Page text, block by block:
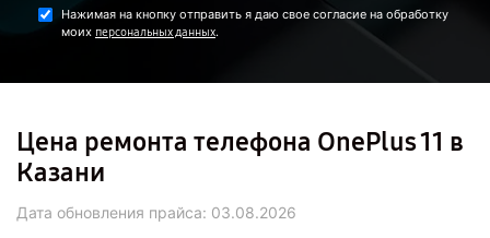
Нажимая на кнопку отправить я даю свое согласие на обработку
моих персональных данных.
Цена ремонта телефона OnePlus 11 в
Казани
Дата обновления прайса: 03.08.2026